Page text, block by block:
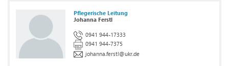
Pflegerische Leitung
Johanna Ferstl
0941 944-17333
0941 944-7375
johanna.ferstl@ukr.de